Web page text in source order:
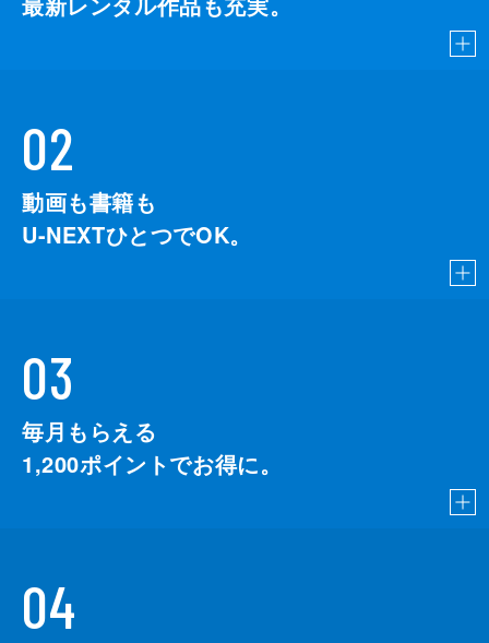
02
動画も書籍も
U-NEXTひとつでOK。
03
毎月もらえる
1,200ポイントでお得に。
04